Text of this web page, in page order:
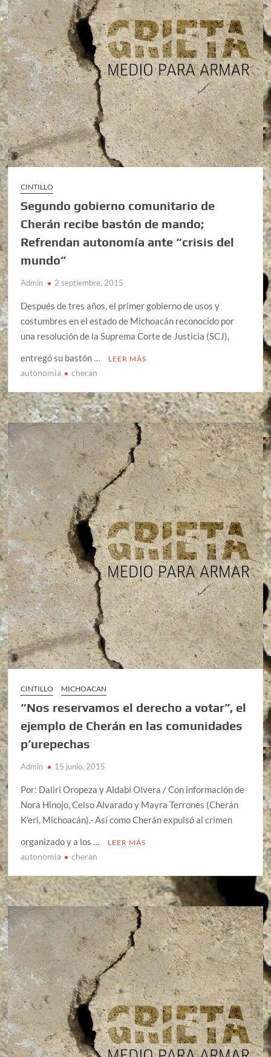
CINTILLO
Segundo gobierno comunitario de
Cherán recibe bastón de mando;
Refrendan autonomía ante “crisis del
mundo”
Admin 2 septiembre, 2015
Después de tres años, el primer gobierno de usos y
costumbres en el estado de Michoacán reconocido por
una resolución de la Suprema Corte de Justicia (SCJ),
entregó su bastón …
LEER MÁS
autonomia cheran
CINTILLO MICHOACAN
“Nos reservamos el derecho a votar”, el
ejemplo de Cherán en las comunidades
p’urepechas
Admin 15 junio, 2015
Por: Daliri Oropeza y Aldabi Olvera / Con información de
Nora Hinojo, Celso Alvarado y Mayra Terrones (Cherán
K’eri, Michoacán).- Así como Cherán expulsó al crimen
organizado y a los …
LEER MÁS
autonomia cheran